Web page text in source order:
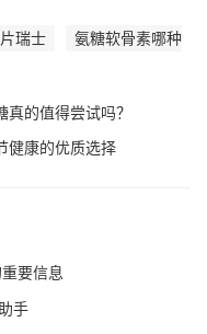
瑞士
氨糖软骨素哪种
的值得尝试吗？
健康的优质选择
要信息
手